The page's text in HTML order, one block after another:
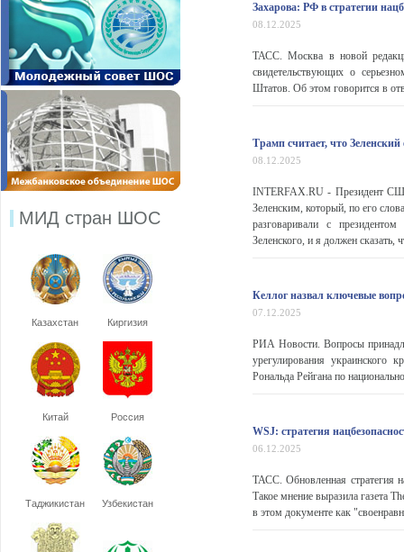
МИД стран ШОС
Казахстан Киргизия
Китай Россия
Таджикистан Узбекистан
Захарова: РФ в стратегии
08.12.2025
ТАСС. Москва в новой
свидетельствующих о
Штатов. Об этом говорится в
Трамп считает, что
08.12.2025
INTERFAX.RU - Президент
Зеленским, который, по его
разговаривали с
Зеленского, и я должен сказать,
Келлог назвал ключевые
07.12.2025
РИА Новости. Вопросы
урегулирования
Рональда Рейгана по
WSJ: стратегия
06.12.2025
ТАСС. Обновленная стратегия
Такое мнение выразила газета
в этом документе как